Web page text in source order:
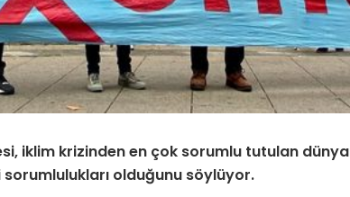
iklim krizinden en çok sorumlu tutulan
olduğunu söylüyor.